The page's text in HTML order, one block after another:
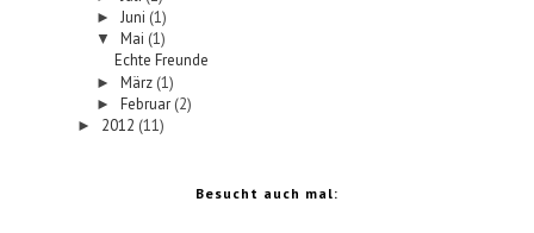
► Juni (1)
▼ Mai (1)
Echte Freunde
► März (1)
► Februar (2)
► 2012 (11)
Besucht auch mal: